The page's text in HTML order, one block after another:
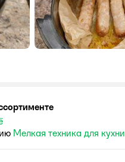
Мелкая техника для кухни